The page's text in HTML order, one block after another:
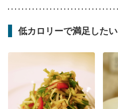
低カロリーで満足したい